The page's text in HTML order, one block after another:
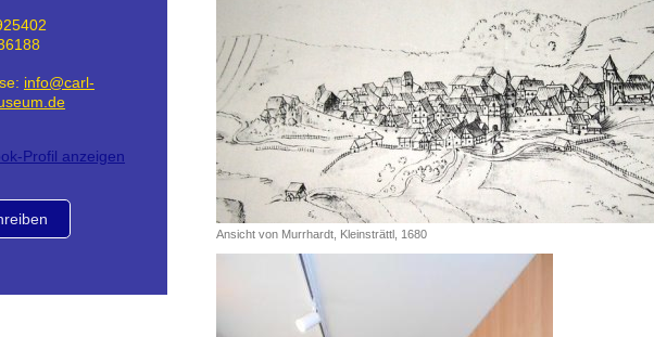
Ansicht von Murrhardt, Kleinsträttl, 1680
info@carl-
Profil anzeigen